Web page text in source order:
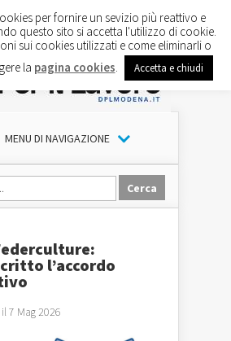
MENU DI NAVIGAZIONE
l’accordo
7 Mag 2026
per fornire un sevizio più reattivo e
questo sito si accetta l'utilizzo di cookie.
sui cookies utilizzati e come eliminarli o
la pagina cookies Accetta e chiudi